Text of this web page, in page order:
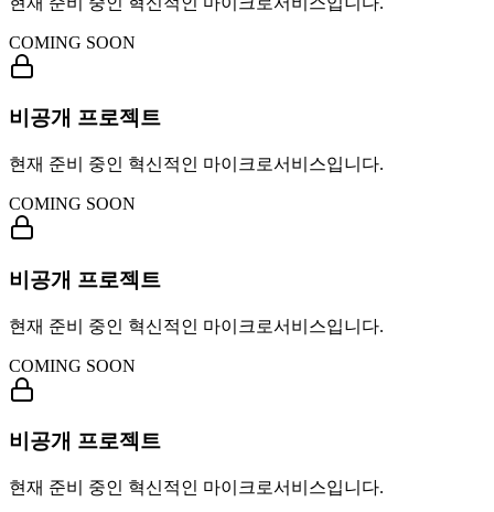
COMING SOON
비공개 프로젝트
현재 준비 중인 혁신적인 마이크로서비스입니다.
COMING SOON
비공개 프로젝트
현재 준비 중인 혁신적인 마이크로서비스입니다.
COMING SOON
비공개 프로젝트
현재 준비 중인 혁신적인 마이크로서비스입니다.